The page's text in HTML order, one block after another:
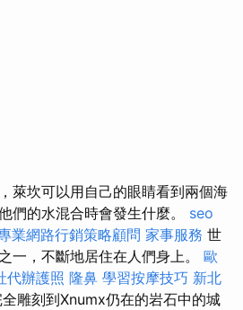
萊坎可以用自己的眼睛看到兩個海
們的水混合時會發生什麼。 seo
業網路行銷策略顧問 家事服務 世
一，不斷地居住在人們身上。 歐
代辦護照 隆鼻 學習按摩技巧 新北
雕刻到Xnumx仍在的岩石中的城